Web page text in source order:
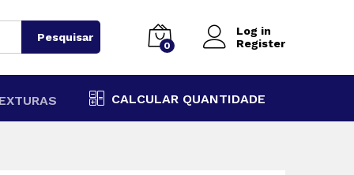
Pesquisar
0
Log in
Register
CALCULAR QUANTIDADE